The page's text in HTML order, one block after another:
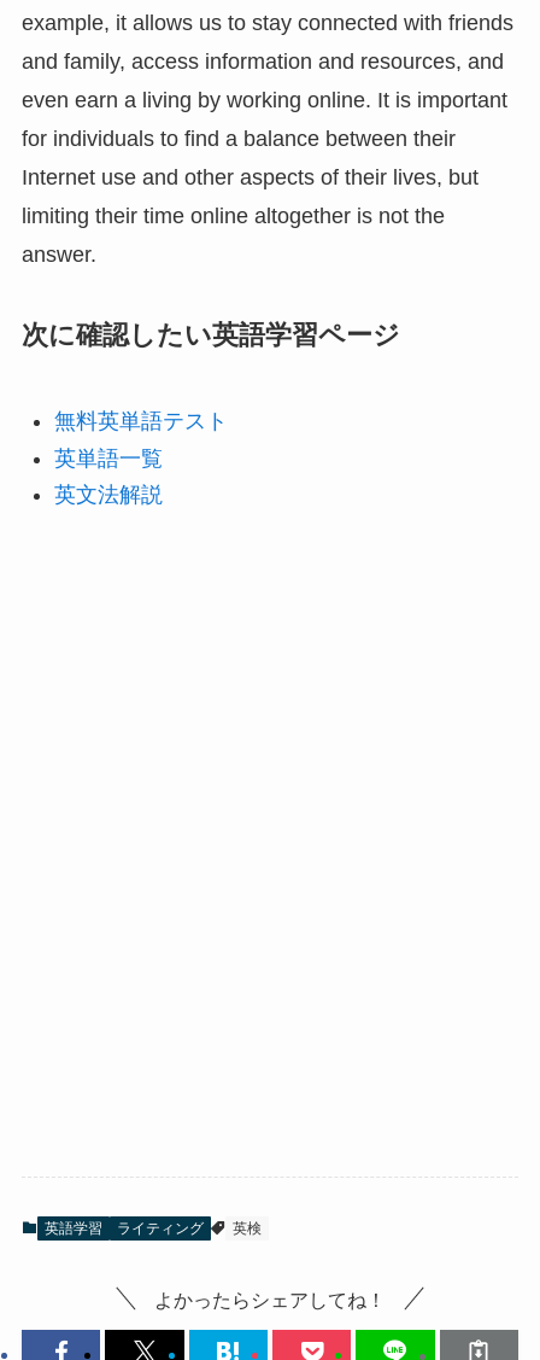
example, it allows us to stay connected with friends
and family, access information and resources, and
even earn a living by working online. It is important
for individuals to find a balance between their
Internet use and other aspects of their lives, but
limiting their time online altogether is not the
answer.
次に確認したい英語学習ページ
無料英単語テスト
英単語一覧
英文法解説
英語学習 ライティング 英検
よかったらシェアしてね！